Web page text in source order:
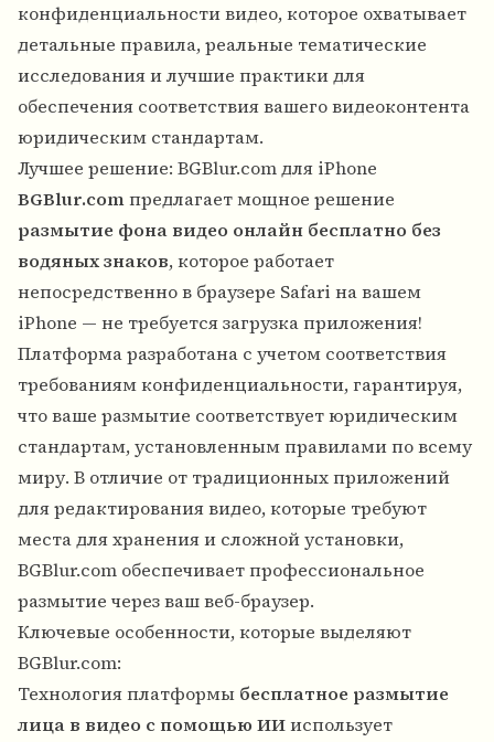
конфиденциальности видео, которое охватывает
детальные правила, реальные тематические
исследования и лучшие практики для
обеспечения соответствия вашего видеоконтента
юридическим стандартам.
Лучшее решение: BGBlur.com для iPhone
BGBlur.comпредлагает мощное решение
размытие фона видео онлайн бесплатно без
водяных знаков, которое работает
непосредственно в браузере Safari на вашем
iPhone — не требуется загрузка приложения!
Платформа разработана с учетом соответствия
требованиям конфиденциальности, гарантируя,
что ваше размытие соответствует юридическим
стандартам, установленным правилами по всему
миру. В отличие от традиционных приложений
для редактирования видео, которые требуют
места для хранения и сложной установки,
BGBlur.com обеспечивает профессиональное
размытие через ваш веб-браузер.
Ключевые особенности, которые выделяют
BGBlur.com:
Технология платформы бесплатное размытие
лица в видео с помощью ИИиспользует